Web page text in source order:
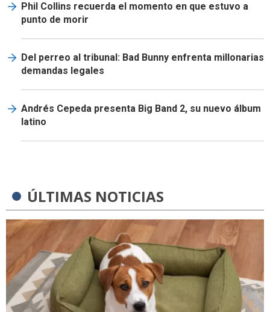
Phil Collins recuerda el momento en que estuvo a
punto de morir
Del perreo al tribunal: Bad Bunny enfrenta millonarias
demandas legales
Andrés Cepeda presenta Big Band 2, su nuevo álbum
latino
ÚLTIMAS NOTICIAS